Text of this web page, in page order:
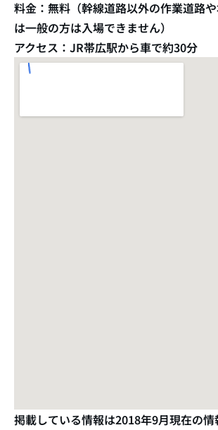
料金：無料（幹線道路以外の作業道路
は一般の方は入場できません）
アクセス：JR帯広駅から車で約30分
掲載している情報は2018年9月現在の情